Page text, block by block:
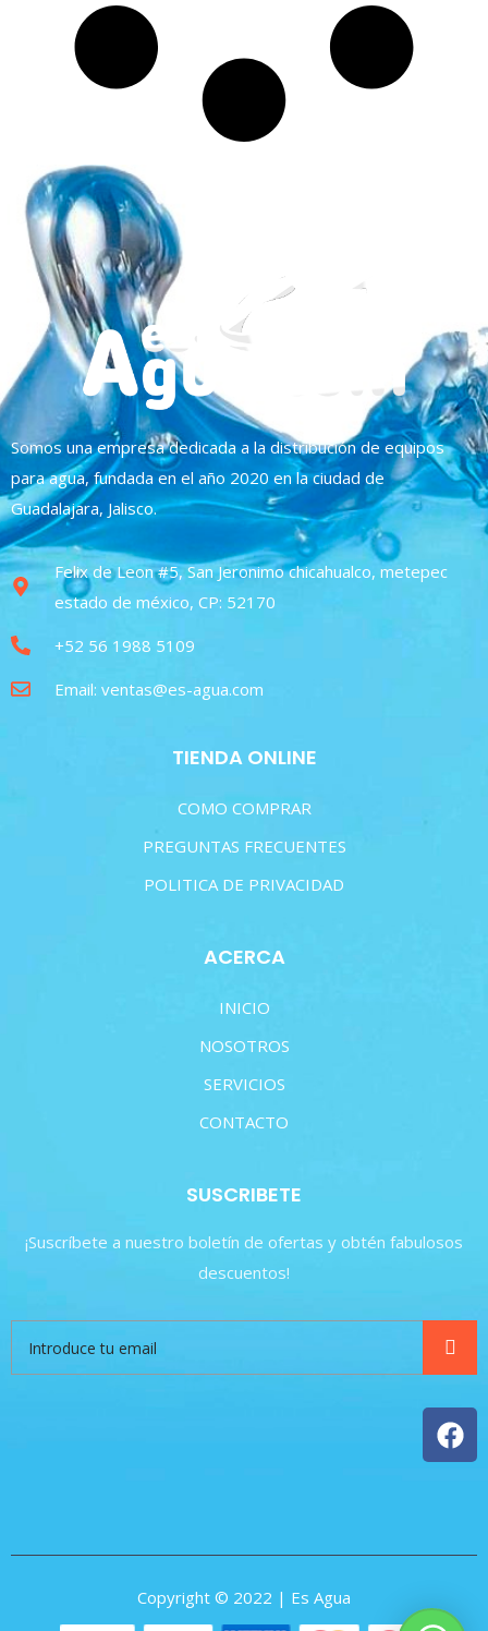
Somos una empresa dedicada a la distribución de equipos
para agua, fundada en el año 2020 en la ciudad de
Guadalajara, Jalisco.
Felix de Leon #5, San Jeronimo chicahualco, metepec
estado de méxico, CP: 52170
+52 56 1988 5109
Email: ventas@es-agua.com
TIENDA ONLINE
COMO COMPRAR
PREGUNTAS FRECUENTES
POLITICA DE PRIVACIDAD
ACERCA
INICIO
NOSOTROS
SERVICIOS
CONTACTO
SUSCRIBETE
¡Suscríbete a nuestro boletín de ofertas y obtén fabulosos
descuentos!
Copyright © 2022 | Es Agua